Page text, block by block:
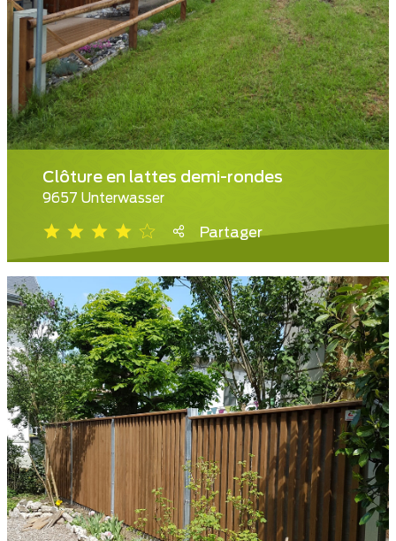
Clôture en lattes demi-rondes
9657 Unterwasser
Partager